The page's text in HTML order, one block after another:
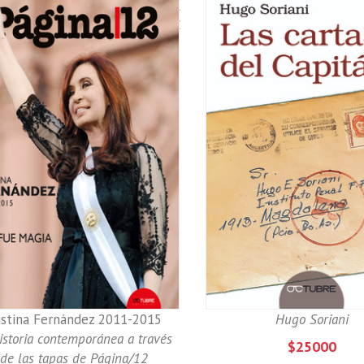
No
fue
magia
Fernández 2011-2015
contemporánea a través
de las tapas de Página/12
Hugo Soriani
$25000